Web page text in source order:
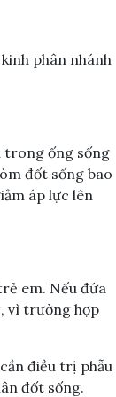
phân nhánh
trong ống sống
đốt sống bao
áp lực lên
em. Nếu đứa
vì trường hợp
điều trị phẫu
đốt sống.